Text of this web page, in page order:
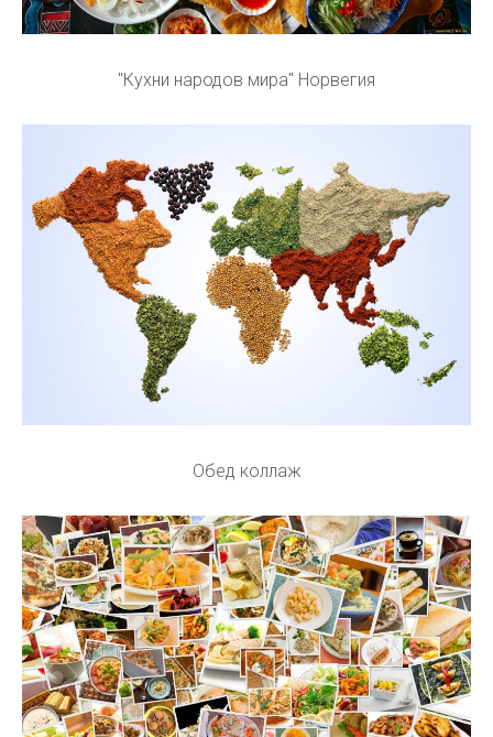
"Кухни народов мира" Норвегия
Обед коллаж